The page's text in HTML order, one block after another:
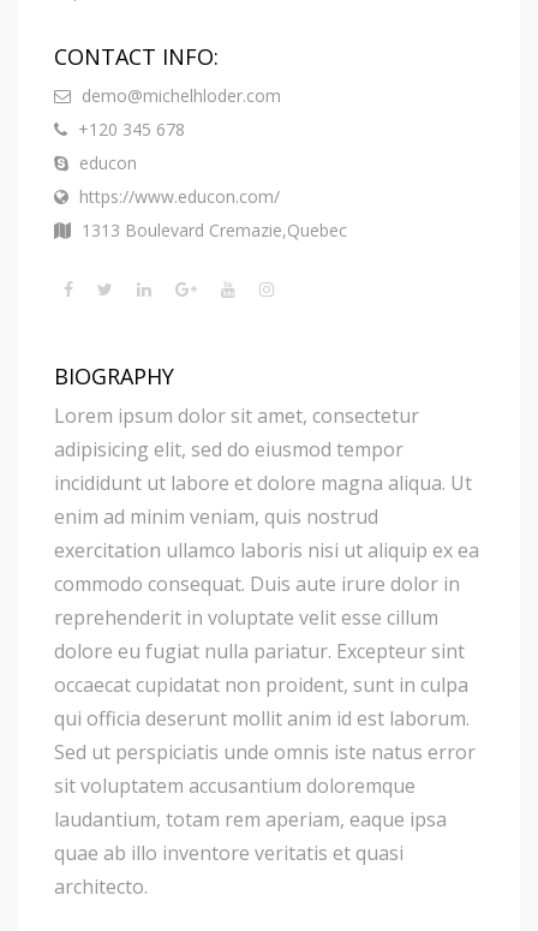
CONTACT INFO:
demo@michelhloder.com
+120 345 678
educon
https://www.educon.com/
1313 Boulevard Cremazie,Quebec
BIOGRAPHY
Lorem ipsum dolor sit amet, consectetur
adipisicing elit, sed do eiusmod tempor
incididunt ut labore et dolore magna aliqua. Ut
enim ad minim veniam, quis nostrud
exercitation ullamco laboris nisi ut aliquip ex ea
commodo consequat. Duis aute irure dolor in
reprehenderit in voluptate velit esse cillum
dolore eu fugiat nulla pariatur. Excepteur sint
occaecat cupidatat non proident, sunt in culpa
qui officia deserunt mollit anim id est laborum.
Sed ut perspiciatis unde omnis iste natus error
sit voluptatem accusantium doloremque
laudantium, totam rem aperiam, eaque ipsa
quae ab illo inventore veritatis et quasi
architecto.